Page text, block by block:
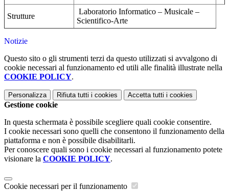
Strutture
Laboratorio Informatico – Musicale –
Scientifico-Arte
Notizie
Questo sito o gli strumenti terzi da questo utilizzati si avvalgono di
cookie necessari al funzionamento ed utili alle finalità illustrate nella
COOKIE POLICY.
Personalizza Rifiuta tutti i cookies Accetta tutti i cookies
Gestione cookie
In questa schermata è possibile scegliere quali cookie consentire.
I cookie necessari sono quelli che consentono il funzionamento della
piattaforma e non è possibile disabilitarli.
Per conoscere quali sono i cookie necessari al funzionamento potete
visionare la COOKIE POLICY.
Cookie necessari per il funzionamento